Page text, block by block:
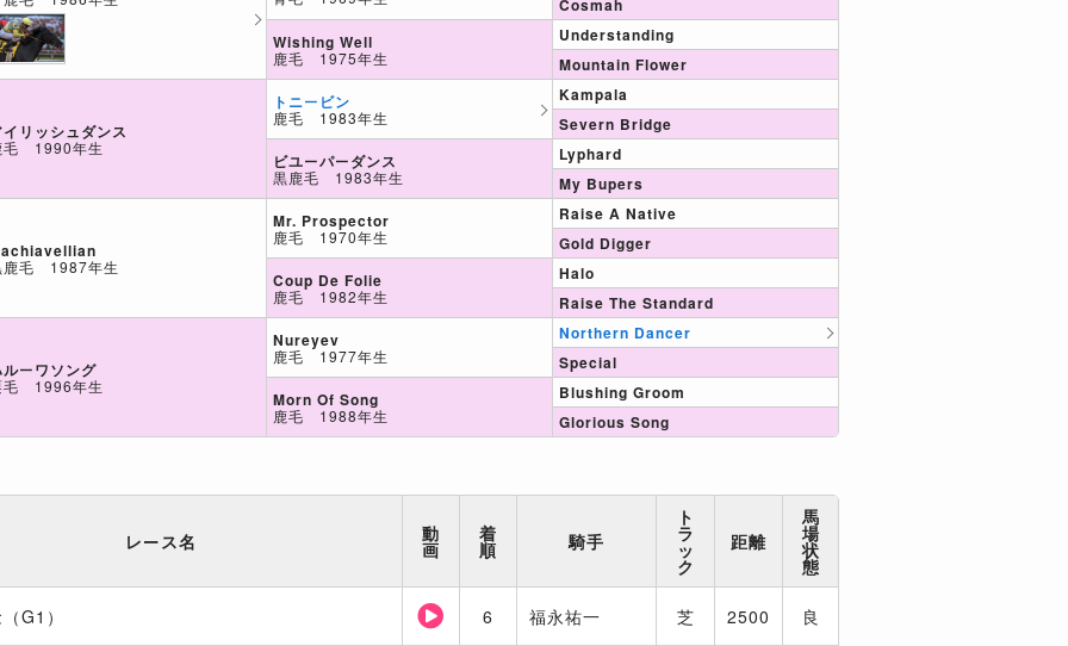
リッシュダンス
毛 1990年生
鹿毛 1987年生
ーワソング
毛 1996年生
Wishing Well
鹿毛 1975年生
トニービン
鹿毛 1983年生
ビユーパーダンス
黒鹿毛 1983年生
Mr. Prospector
鹿毛 1970年生
Coup De Folie
鹿毛 1982年生
Nureyev
鹿毛 1977年生
Morn Of Song
鹿毛 1988年生
Cosmah
Understanding
Mountain Flower
Kampala
Severn Bridge
Lyphard
My Bupers
Raise A Native
Gold Digger
Halo
Raise The Standard
Northern Dancer
Special
Blushing Groom
Glorious Song
レース名 動
画
着
順 騎手
ト
ラ
ッ
ク
距離
馬
場
状
態
G1） 6 福永祐一 芝 2500 良